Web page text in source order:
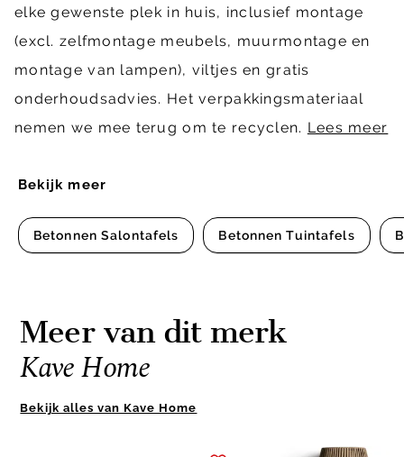
Bekijk meer
Betonnen Salontafels Betonnen Tuintafels
elke gewenste plek in huis, inclusief montage
(excl. zelfmontage meubels, muurmontage en
montage van lampen), viltjes en gratis
onderhoudsadvies. Het verpakkingsmateriaal
nemen we mee terug om te recyclen. Lees meer
Meer van dit merk
Kave Home
Bekijk alles van Kave Home